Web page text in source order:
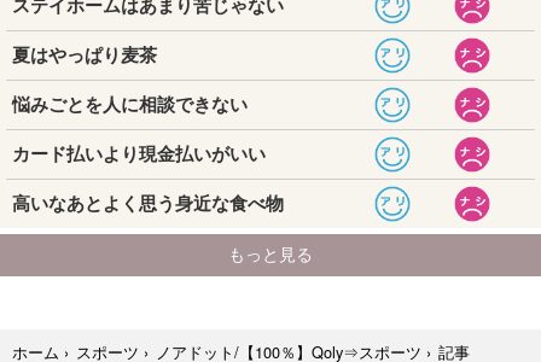
ホーム › スポーツ › ノアドット/【100％】Qoly⇒スポーツ › 記事